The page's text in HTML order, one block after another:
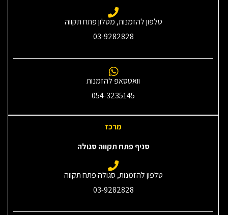
טלפון להזמנות, מטלון פתח תקווה
03-9282828
וואטסאפ להזמנות
054-3235145‎
מרכז
סניף פתח תקווה סגולה
טלפון להזמנות, סגולה פתח תקווה
03-9282828